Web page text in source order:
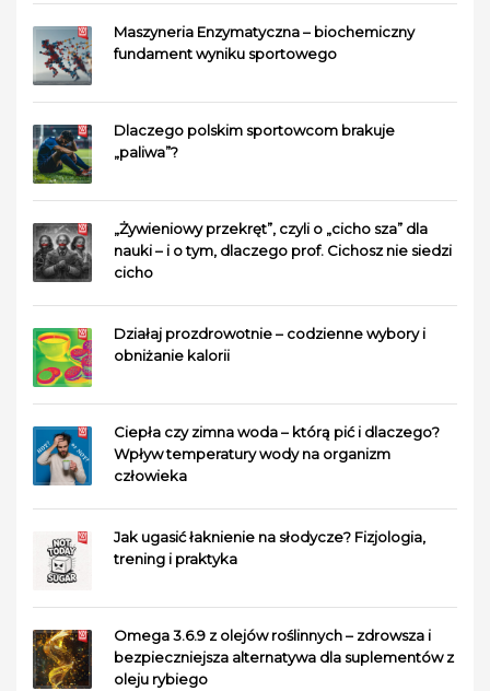
Maszyneria Enzymatyczna – biochemiczny
fundament wyniku sportowego
Dlaczego polskim sportowcom brakuje
„paliwa”?
„Żywieniowy przekręt”, czyli o „cicho sza” dla
nauki – i o tym, dlaczego prof. Cichosz nie siedzi
cicho
Działaj prozdrowotnie – codzienne wybory i
obniżanie kalorii
Ciepła czy zimna woda – którą pić i dlaczego?
Wpływ temperatury wody na organizm
człowieka
Jak ugasić łaknienie na słodycze? Fizjologia,
trening i praktyka
Omega 3.6.9 z olejów roślinnych – zdrowsza i
bezpieczniejsza alternatywa dla suplementów z
oleju rybiego